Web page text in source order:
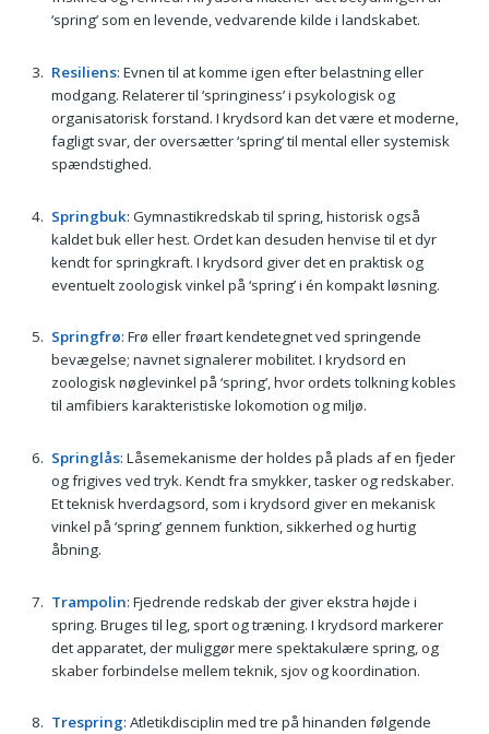
‘spring’ som en levende, vedvarende kilde i landskabet.
Resiliens: Evnen til at komme igen efter belastning eller
modgang. Relaterer til ‘springiness’ i psykologisk og
organisatorisk forstand. I krydsord kan det være et moderne,
fagligt svar, der oversætter ‘spring’ til mental eller systemisk
spændstighed.
Springbuk: Gymnastikredskab til spring, historisk også
kaldet buk eller hest. Ordet kan desuden henvise til et dyr
kendt for springkraft. I krydsord giver det en praktisk og
eventuelt zoologisk vinkel på ‘spring’ i én kompakt løsning.
Springfrø: Frø eller frøart kendetegnet ved springende
bevægelse; navnet signalerer mobilitet. I krydsord en
zoologisk nøglevinkel på ‘spring’, hvor ordets tolkning kobles
til amfibiers karakteristiske lokomotion og miljø.
Springlås: Låsemekanisme der holdes på plads af en fjeder
og frigives ved tryk. Kendt fra smykker, tasker og redskaber.
Et teknisk hverdagsord, som i krydsord giver en mekanisk
vinkel på ‘spring’ gennem funktion, sikkerhed og hurtig
åbning.
Trampolin: Fjedrende redskab der giver ekstra højde i
spring. Bruges til leg, sport og træning. I krydsord markerer
det apparatet, der muliggør mere spektakulære spring, og
skaber forbindelse mellem teknik, sjov og koordination.
Trespring: Atletikdisciplin med tre på hinanden følgende